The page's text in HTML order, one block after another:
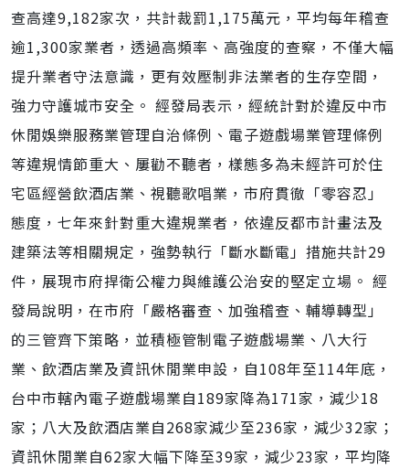
查高達9,182家次，共計裁罰1,175萬元，平均每年稽查
逾1,300家業者，透過高頻率、高強度的查察，不僅大幅
提升業者守法意識，更有效壓制非法業者的生存空間，
強力守護城市安全。 經發局表示，經統計對於違反中市
休閒娛樂服務業管理自治條例、電子遊戲場業管理條例
等違規情節重大、屢勸不聽者，樣態多為未經許可於住
宅區經營飲酒店業、視聽歌唱業，市府貫徹「零容忍」
態度，七年來針對重大違規業者，依違反都市計畫法及
建築法等相關規定，強勢執行「斷水斷電」措施共計29
件，展現市府捍衛公權力與維護公治安的堅定立場。 經
發局說明，在市府「嚴格審查、加強稽查、輔導轉型」
的三管齊下策略，並積極管制電子遊戲場業、八大行
業、飲酒店業及資訊休閒業申設，自108年至114年底，
台中市轄內電子遊戲場業自189家降為171家，減少18
家；八大及飲酒店業自268家減少至236家，減少32家；
資訊休閒業自62家大幅下降至39家，減少23家，平均降